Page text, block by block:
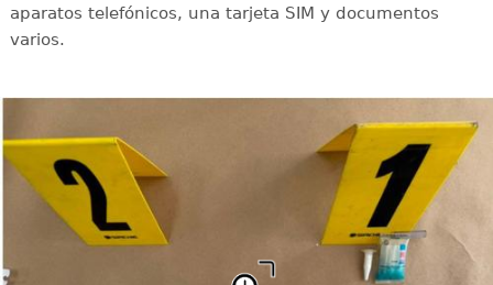
aparatos telefónicos, una tarjeta SIM y documentos
varios.